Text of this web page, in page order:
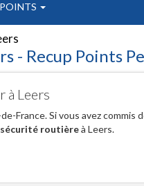
- Recup Points
à Leers
France. Si vous avez commis
sécurité routièreà Leers.